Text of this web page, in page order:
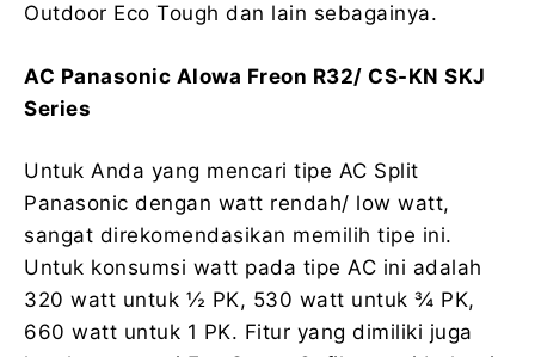
Outdoor Eco Tough dan lain sebagainya.
AC Panasonic Alowa Freon R32/ CS-KN SKJ
Series
Untuk Anda yang mencari tipe AC Split
Panasonic dengan watt rendah/ low watt,
sangat direkomendasikan memilih tipe ini.
Untuk konsumsi watt pada tipe AC ini adalah
320 watt untuk ½ PK, 530 watt untuk ¾ PK,
660 watt untuk 1 PK. Fitur yang dimiliki juga